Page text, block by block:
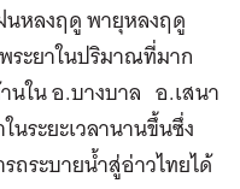
นหลงฤดู พายุหลงฤดู
ระยาในปริมาณที่มาก
นใน อ.บางบาล อ.เสนา
ระยะเวลานานขึ้นซึ่ง
ถระบายน้ำสู่อ่าวไทยได้